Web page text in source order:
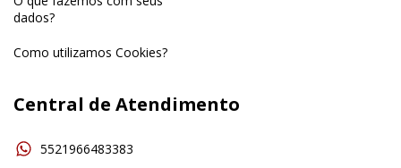
dados?
Como utilizamos Cookies?
Central de Atendimento
5521966483383